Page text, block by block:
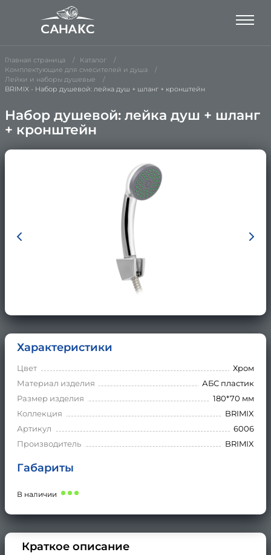
Главная страница
Каталог
Комплектующие для смесителей и душа
Лейки и наборы душевые
BRIMIX - Набор душевой: лейка душ + шланг + кронштейн
Набор душевой: лейка душ + шланг
+ кронштейн
Характеристики
Цвет
Хром
Материал изделия
АБС пластик
Размер изделия
180*70 мм
Коллекция
BRIMIX
Артикул
6006
Производитель
BRIMIX
Габариты
В наличии
Краткое описание